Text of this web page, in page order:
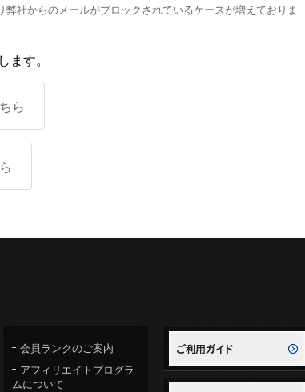
社からのメールがブロックされているケースが増えておりま
す。
ら
会員ランクのご案内
アフィリエイトプログラ
ムについて